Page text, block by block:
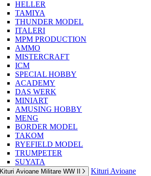
HELLER
TAMIYA
THUNDER MODEL
ITALERI
MPM PRODUCTION
AMMO
MISTERCRAFT
ICM
SPECIAL HOBBY
ACADEMY
DAS WERK
MINIART
AMUSING HOBBY
MENG
BORDER MODEL
TAKOM
RYEFIELD MODEL
TRUMPETER
SUYATA
Kituri Avioane Militare WW II
Kituri Avioane